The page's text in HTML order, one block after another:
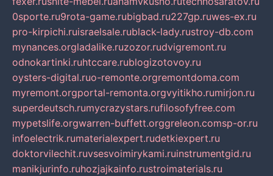
0sporte.ru9rota-game.rubigbad.ru227gp.ruwes-ex.ru
pro-kirpichi.ruisraelsale.rublack-lady.rustroy-db.com
mynances.orgladalike.ruzozor.rudvigremont.ru
odnokartinki.ruhtccare.rublogizotovoy.ru
oysters-digital.ruo-remonte.orgremontdoma.com
myremont.orgportal-remonta.orgvyitikho.rumirjon.ru
superdeutsch.rumycrazystars.rufilosofyfree.com
mypetslife.orgwarren-buffett.orggreleon.comsp-or.ru
infoelectrik.rumaterialexpert.rudetkiexpert.ru
doktorvilechit.ruvsesvoimirykami.ruinstrumentgid.ru
manikjurinfo.ruhozjajkainfo.rustroimaterials.ru